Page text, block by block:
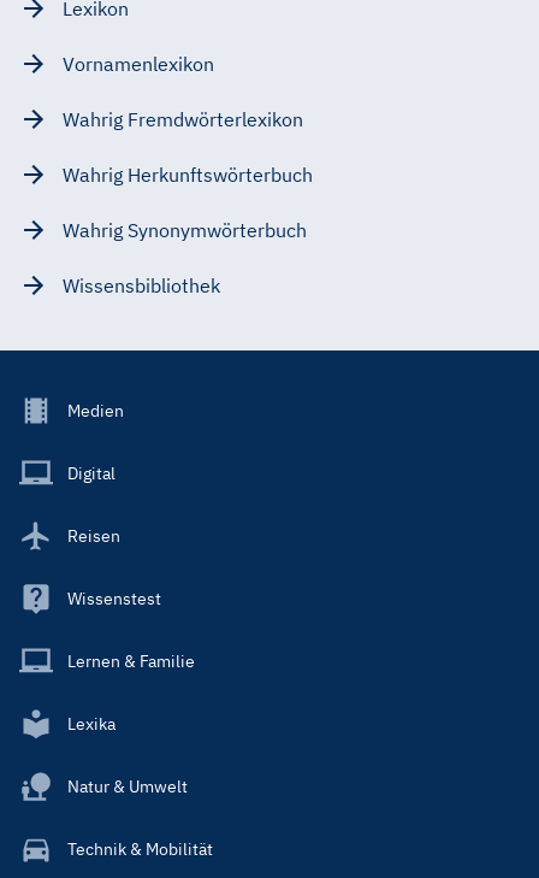
Lexikon
Vornamenlexikon
Wahrig Fremdwörterlexikon
Wahrig Herkunftswörterbuch
Wahrig Synonymwörterbuch
Wissensbibliothek
Footer
Main
Medien
Digital
Reisen
Wissenstest
Lernen & Familie
Lexika
Natur & Umwelt
Technik & Mobilität